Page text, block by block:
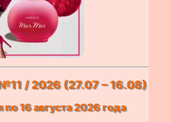
/ 2026 (27.07 – 16.08)
16 августа 2026 года